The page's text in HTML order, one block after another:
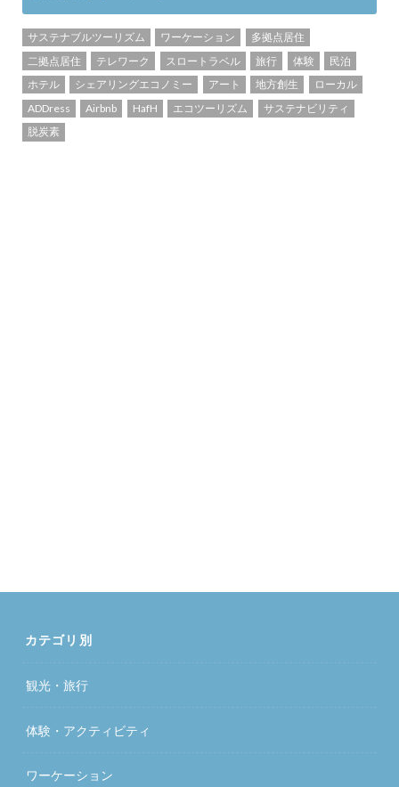
サステナブルツーリズム ワーケーション
多拠点居住
二拠点居住
テレワーク スロートラベル 旅行 体験
民泊
ホテル
シェアリングエコノミー アート 地方創生
ローカル
ADDress
Airbnb HafH エコツーリズム
サステナビリティ
脱炭素
カテゴリ別
観光・旅行
体験・アクティビティ
ワーケーション